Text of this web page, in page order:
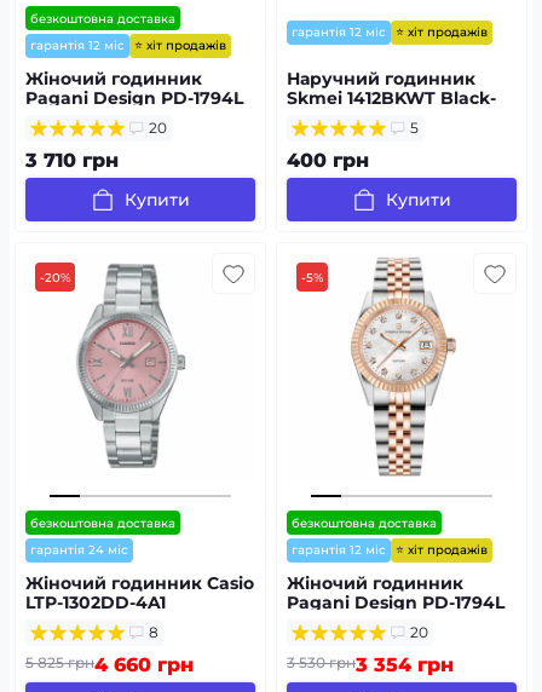
безкоштовна доставка
гарантія 12 міс
⭐ хіт продажів
Жіночий годинник
Pagani Design PD-1794L
Silver-Rose Gold-Blue
20
3 710 грн
Купити
гарантія 12 міс ⭐ хіт продажів
Наручний годинник
Skmei 1412BKWT Black-
White
5
400 грн
Купити
-20%
безкоштовна доставка
гарантія 24 міс
Жіночий годинник Casio
LTP-1302DD-4A1
8
5 825 грн4 660 грн
-5%
безкоштовна доставка
гарантія 12 міс
⭐ хіт продажів
Жіночий годинник
Pagani Design PD-1794L
Silver-Rose Gold-White
20
3 530 грн3 354 грн